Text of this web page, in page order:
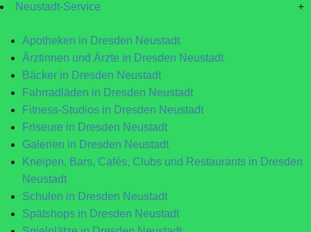
Neustadt-Service +
Apotheken in Dresden Neustadt
Ärztinnen und Ärzte in Dresden Neustadt
Bäcker in Dresden Neustadt
Fahrradläden in Dresden Neustadt
Fitness-Studios in Dresden Neustadt
Friseure in Dresden Neustadt
Galerien in Dresden Neustadt
Kneipen, Bars, Cafés, Clubs und Restaurants in Dresden
Neustadt
Schulen in Dresden Neustadt
Spätshops in Dresden Neustadt